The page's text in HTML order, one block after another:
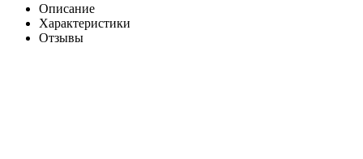
Описание
Характеристики
Отзывы